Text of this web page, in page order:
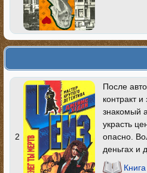
2
После
контракт
знакомый
украсть
опасно.
деньгах и